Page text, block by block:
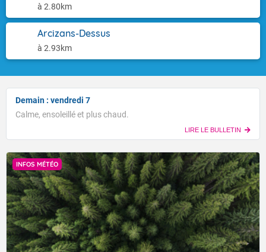
à 2.80km
Arcizans-Dessus
à 2.93km
Demain : vendredi 7
Calme, ensoleillé et plus chaud.
LIRE LE BULLETIN
INFOS MÉTÉO